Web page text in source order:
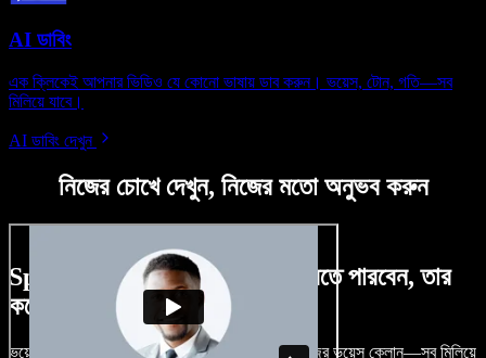
AI ডাবিং
এক ক্লিকেই আপনার ভিডিও যে কোনো ভাষায় ডাব করুন। ভয়েস, টোন, গতি—সব
মিলিয়ে যাবে।
AI ডাবিং দেখুন
নিজের চোখে দেখুন, নিজের মতো অনুভব করুন
Speechify Studio দিয়ে কী কী করতে পারবেন, তার
কয়েকটা উদাহরণ দেখুন
ভয়েসওভার, রয়্যালটি-ফ্রি ছবি, অডিও, ভিডিও যোগ, নিজের ভয়েস ক্লোন—সব মিলিয়ে